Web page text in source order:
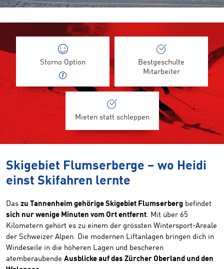
Storno Option
Bestgeschulte
Mitarbeiter
Mieten statt schleppen
Skigebiet Flumserberge – wo Heidi
einst Skifahren lernte
Das zu Tannenheim gehörige Skigebiet Flumserberg befindet
sich nur wenige Minuten vom Ort entfernt. Mit über 65
Kilometern gehört es zu einem der grössten Wintersport-Areale
der Schweizer Alpen. Die modernen Liftanlagen bringen dich in
Windeseile in die höheren Lagen und bescheren
atemberaubende Ausblicke auf das Zürcher Oberland und den